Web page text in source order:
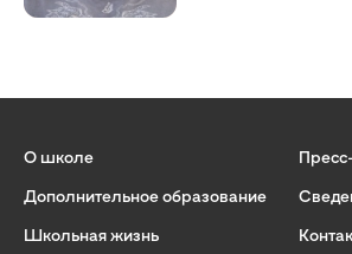
О школе
Дополнительное образование
Школьная жизнь